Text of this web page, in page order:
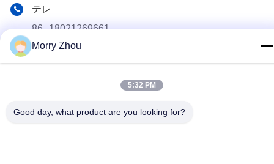
テレ
86--18021269661
メール
Chelubaの企業の地帯、Shanghuの町、チャンシュー都市、
Morry Zhou
5:32 PM
Good day, what product are you looking for?